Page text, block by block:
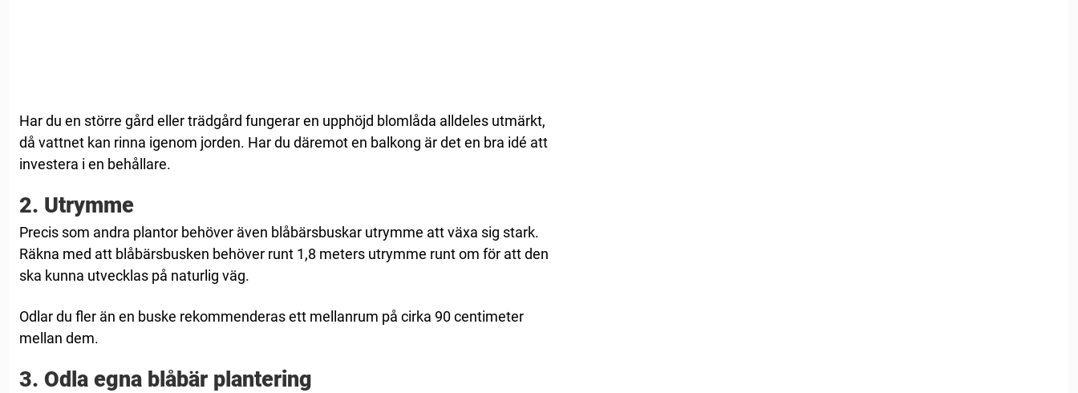
Har du en större gård eller trädgård fungerar en upphöjd blomlåda alldeles utmärkt,
då vattnet kan rinna igenom jorden. Har du däremot en balkong är det en bra idé att
investera i en behållare.
2. Utrymme
Precis som andra plantor behöver även blåbärsbuskar utrymme att växa sig stark.
Räkna med att blåbärsbusken behöver runt 1,8 meters utrymme runt om för att den
ska kunna utvecklas på naturlig väg.
Odlar du fler än en buske rekommenderas ett mellanrum på cirka 90 centimeter
mellan dem.
3. Odla egna blåbär plantering